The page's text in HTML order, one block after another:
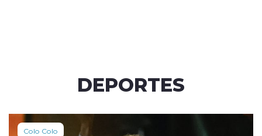
DEPORTES
Colo Colo